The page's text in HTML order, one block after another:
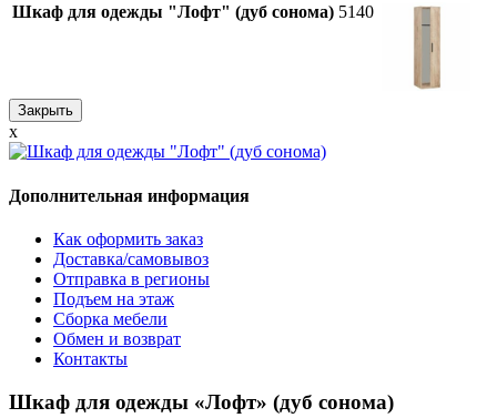
Шкаф для одежды "Лофт" (дуб сонома) 5140
Закрыть
x
Дополнительная информация
Как оформить заказ
Доставка/самовывоз
Отправка в регионы
Подъем на этаж
Сборка мебели
Обмен и возврат
Контакты
Шкаф для одежды «Лофт» (дуб сонома)